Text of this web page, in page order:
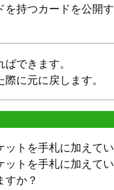
持つカードを公開
できます。
に元に戻します。
トを手札に加えてい
トを手札に加えて
すか？